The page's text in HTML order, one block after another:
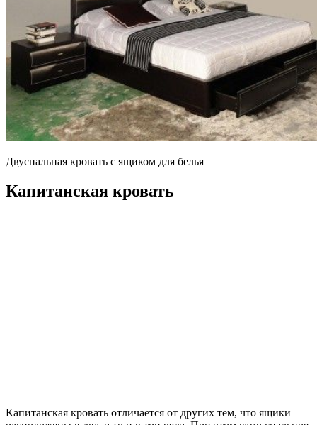
Двуспальная кровать с ящиком для белья
Капитанская кровать
Капитанская кровать отличается от других тем, что ящики